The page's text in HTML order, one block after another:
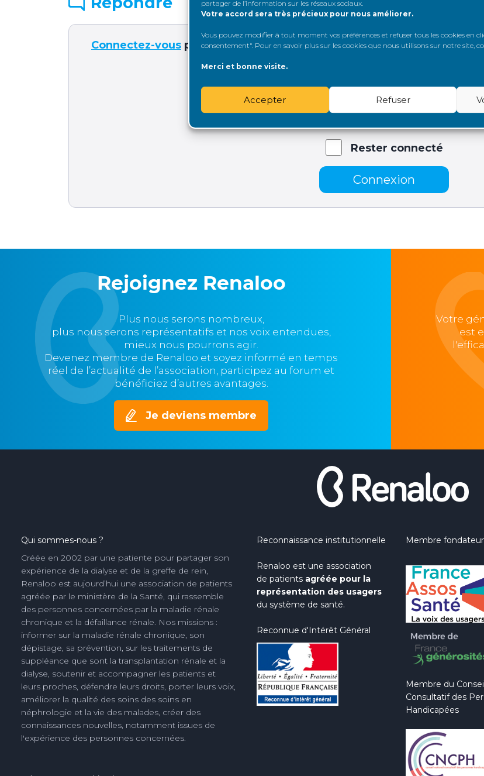
partager de l’information sur les réseaux sociaux.
Votre accord sera très précieux pour nous améliorer.
Vous pouvez modifier à tout moment vos préférences et refuser tous les cookies en
consentement". Pour en savoir plus sur les cookies que nous utilisons sur notre site,
Merci et bonne visite.
Accepter Refuser
Connectez-vous pour répondre au sujet
Mot de passe:
Rester connecté
Connexion
Rejoignez Renaloo
Plus nous serons nombreux,
plus nous serons représentatifs et nos voix entendues,
mieux nous pourrons agir.
Devenez membre de Renaloo et soyez informé en temps
réel de l’actualité de l’association, participez au forum et
bénéficiez d’autres avantages.
Je deviens membre
Votre
est
Qui sommes-nous ?
Créée en 2002 par une patiente pour partager son
expérience de la dialyse et de la greffe de rein,
Renaloo est aujourd’hui une association de patients
agréée par le ministère de la Santé, qui rassemble
des personnes concernées par la maladie rénale
chronique et la défaillance rénale. Nos missions :
informer sur la maladie rénale chronique, son
dépistage, sa prévention, sur les traitements de
suppléance que sont la transplantation rénale et la
dialyse, soutenir et accompagner les patients et
leurs proches, défendre leurs droits, porter leurs voix,
améliorer la qualité des soins des soins en
néphrologie et la vie des malades, créer des
connaissances nouvelles, notamment issues de
l'expérience des personnes concernées.
Reconnaissance institutionnelle
Renaloo est une association
de patients agréée pour la
représentation des usagers
du système de santé.
Reconnue d'Intérêt Général
Membre
Membre du
Consultatif des
Handicapées